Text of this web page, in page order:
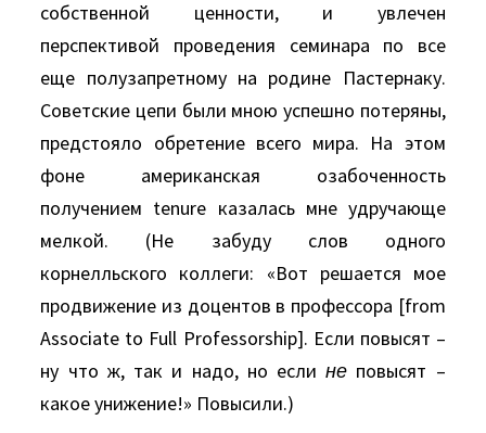
собственной ценности, и увлечен
перспективой проведения семинара по все
еще полузапретному на родине Пастернаку.
Советские цепи были мною успешно потеряны,
предстояло обретение всего мира. На этом
фоне американская озабоченность
получением tenure казалась мне удручающе
мелкой. (Не забуду слов одного
корнелльского коллеги: «Вот решается мое
продвижение из доцентов в профессора [from
Associate to Full Professorship]. Если повысят –
ну что ж, так и надо, но еслине повысят –
какое унижение!» Повысили.)